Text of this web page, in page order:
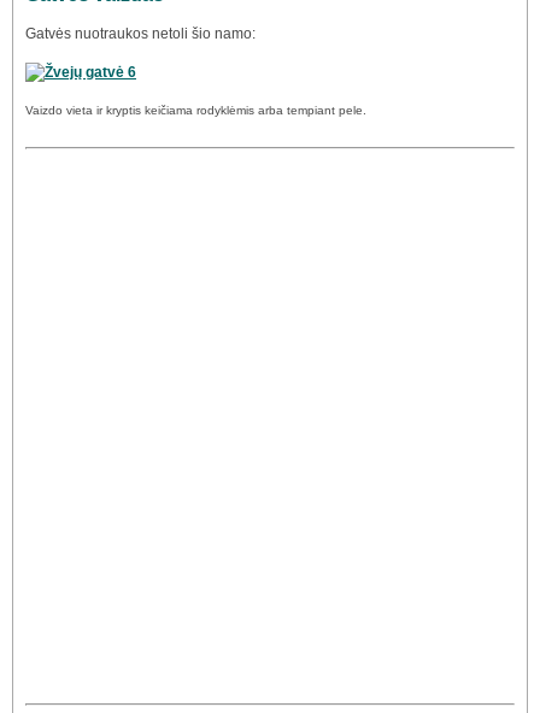
Gatvės nuotraukos netoli šio namo:
Vaizdo vieta ir kryptis keičiama rodyklėmis arba tempiant pele.